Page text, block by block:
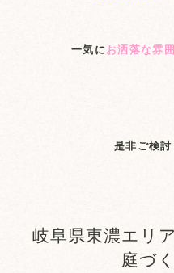
一気にお洒落な雰
是非ご検討
岐阜県東濃エリ
庭づ